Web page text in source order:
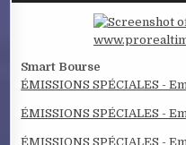
Smart Bourse
ÉMISSIONS SPÉCIALES -
ÉMISSIONS SPÉCIALES -
ÉMISSIONS SPÉCIALES -